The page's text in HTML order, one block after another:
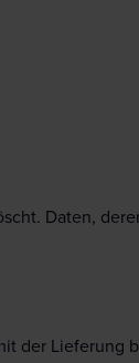
Daten,
der